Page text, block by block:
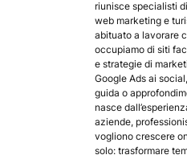
riunisce specialisti
web marketing e
abituato a lavorare
occupiamo di siti
e strategie di
Google Ads ai
guida o
nasce
aziende,
vogliono crescere
solo: trasformare